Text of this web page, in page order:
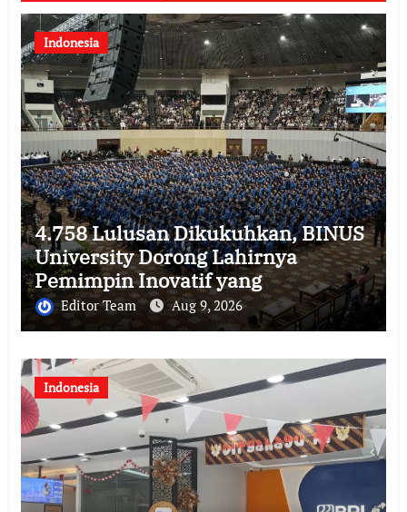
Indonesia
4.758 Lulusan Dikukuhkan, BINUS
University Dorong Lahirnya
Pemimpin Inovatif yang
Berdampak
Editor Team Aug 9, 2026
Indonesia